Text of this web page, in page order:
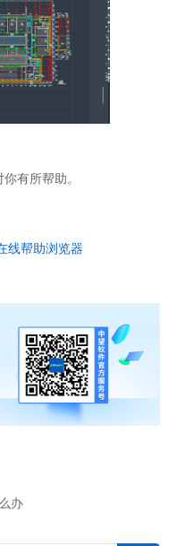
有所帮助。
线帮助浏览器
办